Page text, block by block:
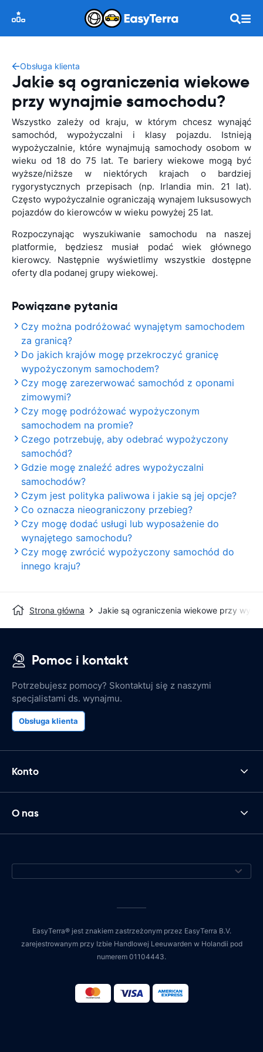
Obsługa klienta
Jakie są ograniczenia wiekowe
przy wynajmie samochodu?
Wszystko zależy od kraju, w którym chcesz wynająć
samochód, wypożyczalni i klasy pojazdu. Istnieją
wypożyczalnie, które wynajmują samochody osobom w
wieku od 18 do 75 lat. Te bariery wiekowe mogą być
wyższe/niższe w niektórych krajach o bardziej
rygorystycznych przepisach (np. Irlandia min. 21 lat).
Często wypożyczalnie ograniczają wynajem luksusowych
pojazdów do kierowców w wieku powyżej 25 lat.
Rozpoczynając wyszukiwanie samochodu na naszej
platformie, będziesz musiał podać wiek głównego
kierowcy. Następnie wyświetlimy wszystkie dostępne
oferty dla podanej grupy wiekowej.
Powiązane pytania
Czy można podróżować wynajętym samochodem
za granicą?
Do jakich krajów mogę przekroczyć granicę
wypożyczonym samochodem?
Czy mogę zarezerwować samochód z oponami
zimowymi?
Czy mogę podróżować wypożyczonym
samochodem na promie?
Czego potrzebuję, aby odebrać wypożyczony
samochód?
Gdzie mogę znaleźć adres wypożyczalni
samochodów?
Czym jest polityka paliwowa i jakie są jej opcje?
Co oznacza nieograniczony przebieg?
Czy mogę dodać usługi lub wyposażenie do
wynajętego samochodu?
Czy mogę zwrócić wypożyczony samochód do
innego kraju?
Strona główna Jakie są ograniczenia wiekowe przy
Pomoc i kontakt
Potrzebujesz pomocy? Skontaktuj się z naszymi
specjalistami ds. wynajmu.
Obsługa klienta
Konto
O nas
EasyTerra® jest znakiem zastrzeżonym przez EasyTerra B.V.
zarejestrowanym przy Izbie Handlowej Leeuwarden w Holandii pod
numerem 01104443.